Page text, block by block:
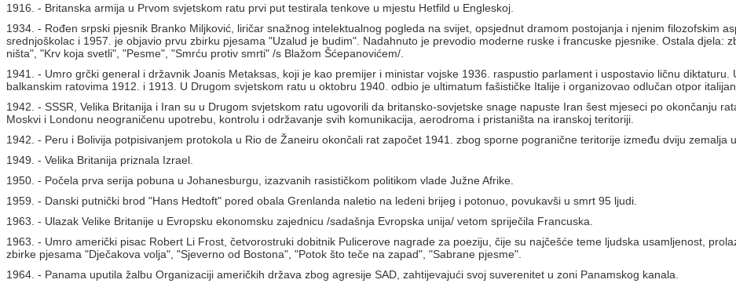
1916. - Britanska armija u Prvom svjetskom ratu prvi put testirala tenkove u mjestu Hetfild u Engleskoj.
1934. - Rođen srpski pjesnik Branko Miljković, liričar snažnog intelektualnog pogleda na svijet, opsjednut dramom postojanja i njenim filozofskim
srednjoškolac i 1957. je objavio prvu zbirku pjesama "Uzalud je budim". Nadahnuto je prevodio moderne ruske i francuske pjesnike. Ostala djela:
ništa", "Krv koja svetli", "Pesme", "Smrću protiv smrti" /s Blažom Šćepanovićem/.
1941. - Umro grčki general i državnik Joanis Metaksas, koji je kao premijer i ministar vojske 1936. raspustio parlament i uspostavio ličnu
balkanskim ratovima 1912. i 1913. U Drugom svjetskom ratu u oktobru 1940. odbio je ultimatum fašističke Italije i organizovao odlučan otpor
1942. - SSSR, Velika Britanija i Iran su u Drugom svjetskom ratu ugovorili da britansko-sovjetske snage napuste Iran šest mjeseci po okončanju
Moskvi i Londonu neograničenu upotrebu, kontrolu i održavanje svih komunikacija, aerodroma i pristaništa na iranskoj teritoriji.
1942. - Peru i Bolivija potpisivanjem protokola u Rio de Žaneiru okončali rat započet 1941. zbog sporne pogranične teritorije između dviju zemalja
1949. - Velika Britanija priznala Izrael.
1950. - Počela prva serija pobuna u Johanesburgu, izazvanih rasističkom politikom vlade Južne Afrike.
1959. - Danski putnički brod "Hans Hedtoft" pored obala Grenlanda naletio na ledeni brijeg i potonuo, povukavši u smrt 95 ljudi.
1963. - Ulazak Velike Britanije u Evropsku ekonomsku zajednicu /sadašnja Evropska unija/ vetom spriječila Francuska.
1963. - Umro američki pisac Robert Li Frost, četvorostruki dobitnik Pulicerove nagrade za poeziju, čije su najčešće teme ljudska usamljenost,
zbirke pjesama "Dječakova volja", "Sjeverno od Bostona", "Potok što teče na zapad", "Sabrane pjesme".
1964. - Panama uputila žalbu Organizaciji američkih država zbog agresije SAD, zahtijevajući svoj suverenitet u zoni Panamskog kanala.